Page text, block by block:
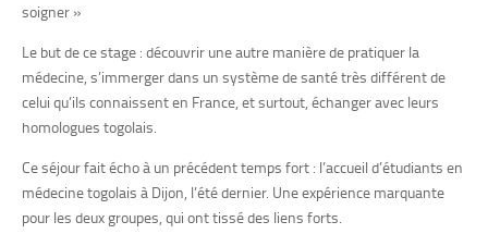
soigner »
Le but de ce stage : découvrir une autre manière de pratiquer la
médecine, s’immerger dans un système de santé très différent de
celui qu’ils connaissent en France, et surtout, échanger avec leurs
homologues togolais.
Ce séjour fait écho à un précédent temps fort : l’accueil d’étudiants en
médecine togolais à Dijon, l’été dernier. Une expérience marquante
pour les deux groupes, qui ont tissé des liens forts.